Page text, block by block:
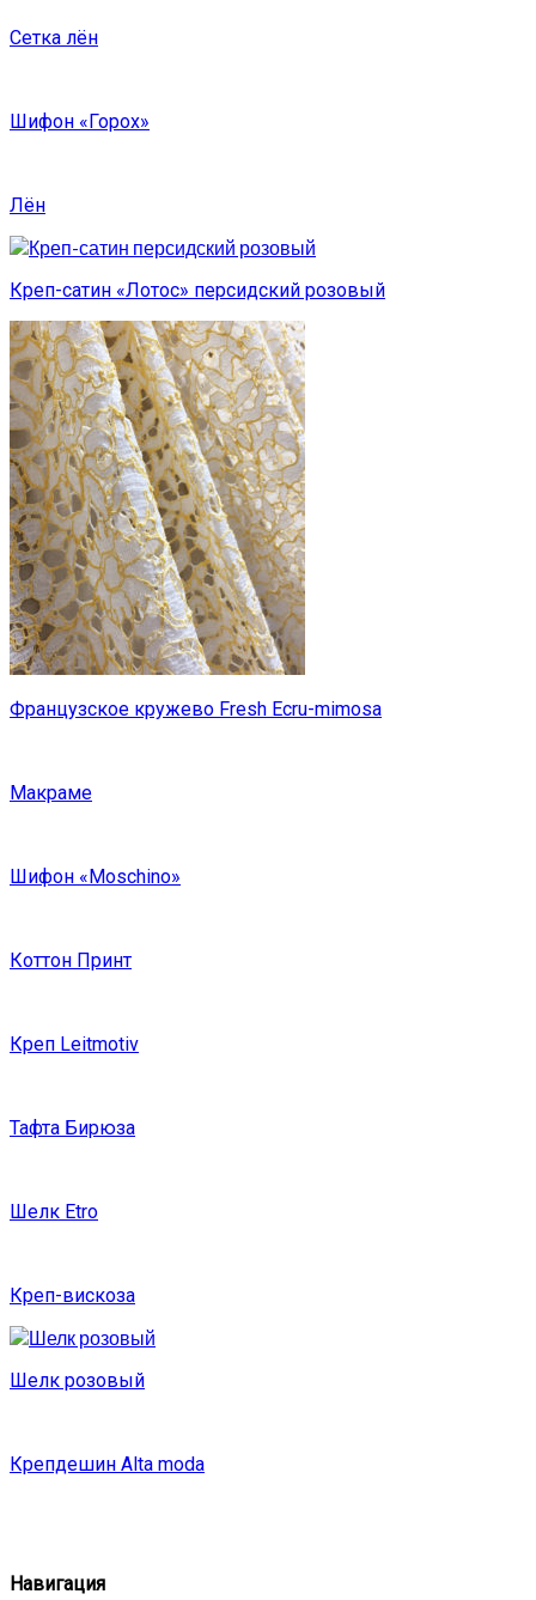
Сетка лён
Шифон «Горох»
Лён
Креп-сатин «Лотос» персидский розовый
Французское кружево Fresh Ecru-mimosa
Макраме
Шифон «Moschino»
Коттон Принт
Креп Leitmotiv
Тафта Бирюза
Шелк Etro
Креп-вискоза
Шелк розовый
Крепдешин Alta moda
Навигация